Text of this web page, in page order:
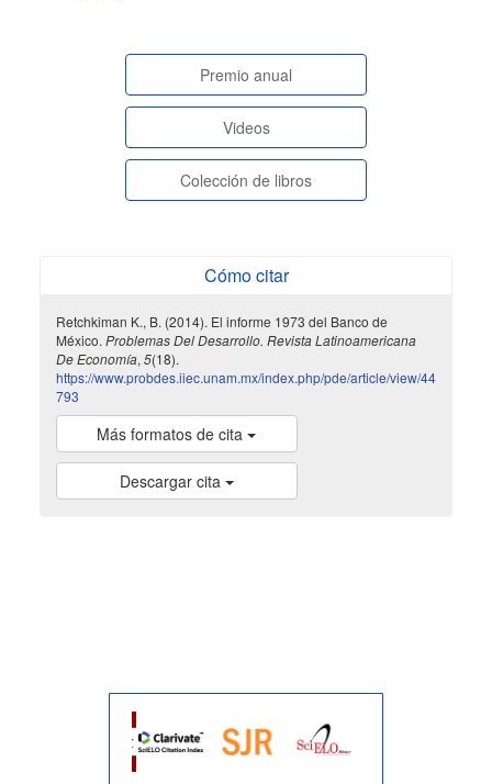
paginasespeciales
Premio anual
Videos
Colección de libros
Cómo citar
Retchkiman K., B. (2014). El informe 1973 del Banco de
México. Problemas Del Desarrollo. Revista Latinoamericana
De Economía, 5(18).
https://www.probdes.iiec.unam.mx/index.php/pde/article/view/44
793
Más formatos de cita
Descargar cita